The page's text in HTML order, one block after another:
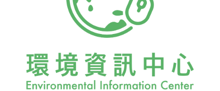
畫不須文建會核定，台北縣政府只是向文建會申請明年度
這項計畫的補助經費，因此，文建會會在明年邀請專家學
者審查考量後，再決定是否補助相關經費。